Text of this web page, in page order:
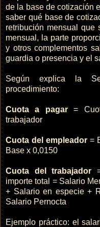
de la base de cotización
saber qué base de
retribución mensual
mensual, la parte
y otros complementos
guardia o presencia y el
Según explica la
procedimiento:
Cuota a pagar=
trabajador
Cuota del empleador=
Base x 0,0150
Cuota del trabajador
importe total = Salario
+ Salario en especie +
Salario Pernocta
Ejemplo práctico: el